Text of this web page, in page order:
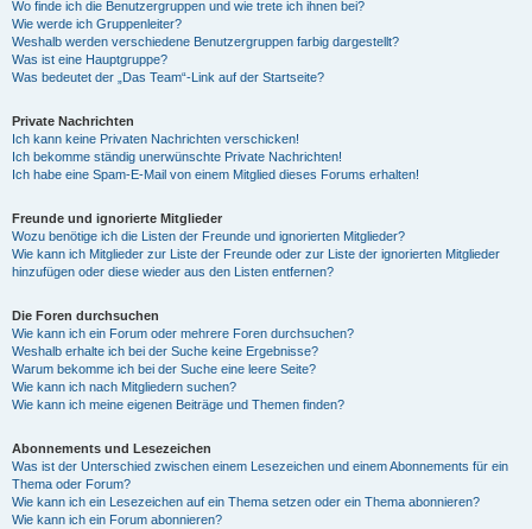
Wo finde ich die Benutzergruppen und wie trete ich ihnen bei?
Wie werde ich Gruppenleiter?
Weshalb werden verschiedene Benutzergruppen farbig dargestellt?
Was ist eine Hauptgruppe?
Was bedeutet der „Das Team“-Link auf der Startseite?
Private Nachrichten
Ich kann keine Privaten Nachrichten verschicken!
Ich bekomme ständig unerwünschte Private Nachrichten!
Ich habe eine Spam-E-Mail von einem Mitglied dieses Forums erhalten!
Freunde und ignorierte Mitglieder
Wozu benötige ich die Listen der Freunde und ignorierten Mitglieder?
Wie kann ich Mitglieder zur Liste der Freunde oder zur Liste der ignorierten Mitglieder
hinzufügen oder diese wieder aus den Listen entfernen?
Die Foren durchsuchen
Wie kann ich ein Forum oder mehrere Foren durchsuchen?
Weshalb erhalte ich bei der Suche keine Ergebnisse?
Warum bekomme ich bei der Suche eine leere Seite?
Wie kann ich nach Mitgliedern suchen?
Wie kann ich meine eigenen Beiträge und Themen finden?
Abonnements und Lesezeichen
Was ist der Unterschied zwischen einem Lesezeichen und einem Abonnements für ein
Thema oder Forum?
Wie kann ich ein Lesezeichen auf ein Thema setzen oder ein Thema abonnieren?
Wie kann ich ein Forum abonnieren?